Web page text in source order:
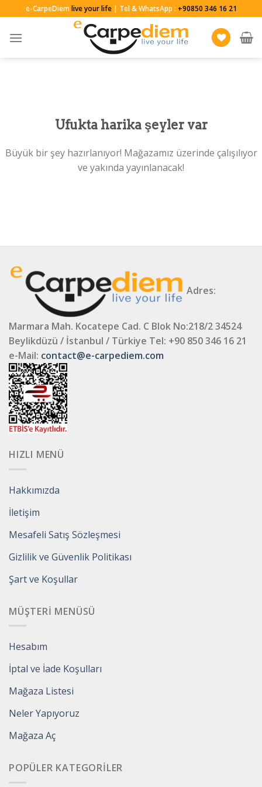
to
content
e-CarpeDiemlive your life| Tel & WhatsApp : +90850 346 16 21
Ufukta harika şeyler var
Büyük bir şey hazırlanıyor! Mağazamız üzerinde çalışılıyor
ve yakında yayınlanacak!
Adres:
Marmara Mah. Kocatepe Cad. C Blok No:218/2 34524
Beylikdüzü / İstanbul / Türkiye Tel: +90 850 346 16 21
e-Mail: contact@e-carpediem.com
HIZLI MENÜ
Hakkımızda
İletişim
Mesafeli Satış Sözleşmesi
Gizlilik ve Güvenlik Politikası
Şart ve Koşullar
MÜŞTERI MENÜSÜ
Hesabım
İptal ve İade Koşulları
Mağaza Listesi
Neler Yapıyoruz
Mağaza Aç
POPÜLER KATEGORILER